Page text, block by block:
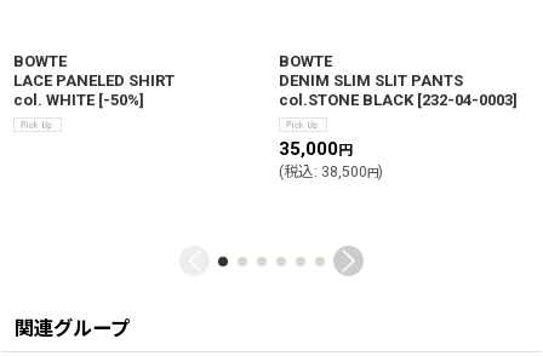
BOWTE
LACE PANELED SHIRT
col. WHITE [-50%]
BOWTE
DENIM SLIM SLIT PANTS
col.STONE BLACK [232-04-0003]
35,000円
(税込: 38,500円)
関連グループ